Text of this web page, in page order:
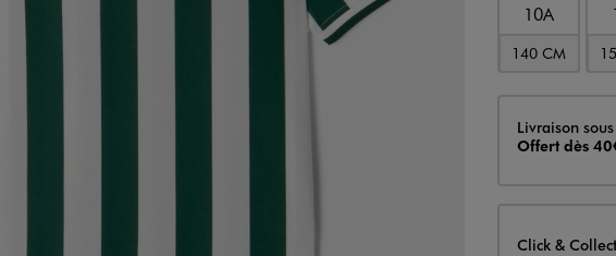
10A
140 CM
Livraison
Livraison
Offert dès
Click &